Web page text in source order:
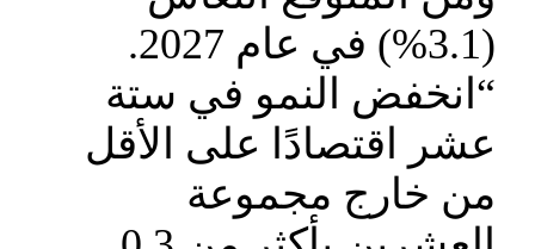
(3.1%) في عام 2027.
“انخفض النمو في ستة
عشر اقتصادًا على الأقل
من خارج مجموعة